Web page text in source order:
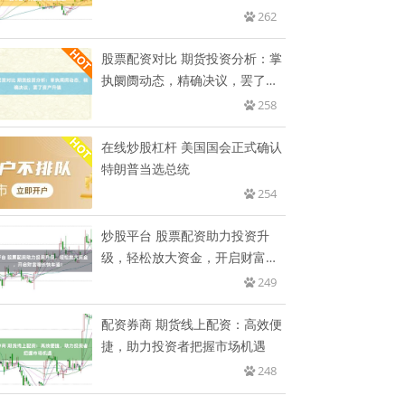
262
股票配资对比 期货投资分析：掌
执阛阓动态，精确决议，罢了资
258
在线炒股杠杆 美国国会正式确认
特朗普当选总统
254
炒股平台 股票配资助力投资升
级，轻松放大资金，开启财富增
249
配资券商 期货线上配资：高效便
捷，助力投资者把握市场机遇
248